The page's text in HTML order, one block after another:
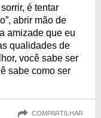
é tentar
abrir mão de
amizade que eu
qualidades de
você sabe ser
sabe como ser
COMPARTILHAR